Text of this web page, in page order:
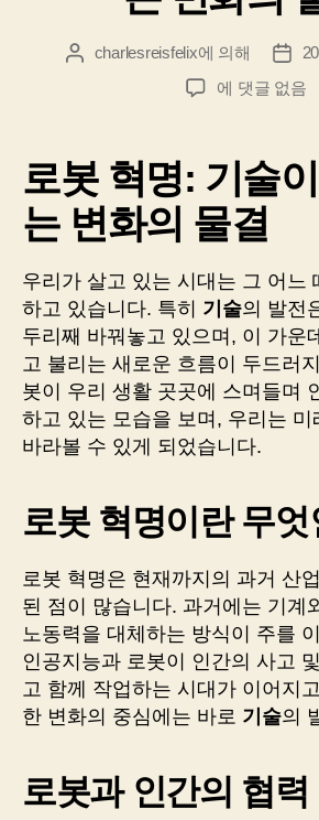
게
자
charlesreisfelix에 의해
게
시
물
로
명:
기
술
이
져
오
는
변
화
의
물
결
에 댓글 없음
로봇 혁명: 기술
는 변화의 물결
우리가 살고 있는 시대는 그 어느
하고 있습니다. 특히 기술의 발전
두리째 바꿔놓고 있으며, 이 가운
고 불리는 새로운 흐름이 두드러
봇이 우리 생활 곳곳에 스며들며
하고 있는 모습을 보며, 우리는 미
바라볼 수 있게 되었습니다.
로봇 혁명이란 무
로봇 혁명은 현재까지의 과거 산
된 점이 많습니다. 과거에는 기계
노동력을 대체하는 방식이 주를
인공지능과 로봇이 인간의 사고
고 함께 작업하는 시대가 이어지
한 변화의 중심에는 바로 기술의
로봇과 인간의 협력